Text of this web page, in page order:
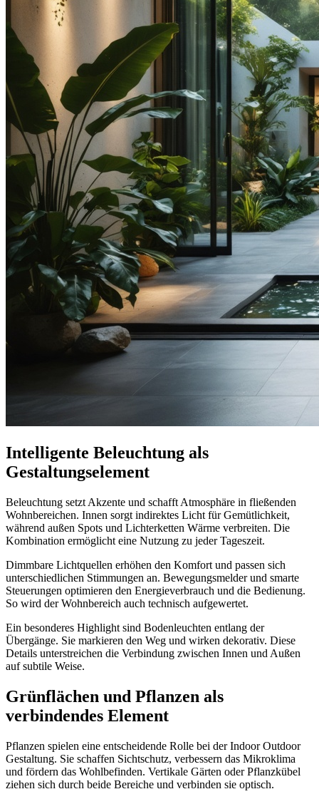
Intelligente Beleuchtung als
Gestaltungselement
Beleuchtung setzt Akzente und schafft Atmosphäre in fließenden
Wohnbereichen. Innen sorgt indirektes Licht für Gemütlichkeit,
während außen Spots und Lichterketten Wärme verbreiten. Die
Kombination ermöglicht eine Nutzung zu jeder Tageszeit.
Dimmbare Lichtquellen erhöhen den Komfort und passen sich
unterschiedlichen Stimmungen an. Bewegungsmelder und smarte
Steuerungen optimieren den Energieverbrauch und die Bedienung.
So wird der Wohnbereich auch technisch aufgewertet.
Ein besonderes Highlight sind Bodenleuchten entlang der
Übergänge. Sie markieren den Weg und wirken dekorativ. Diese
Details unterstreichen die Verbindung zwischen Innen und Außen
auf subtile Weise.
Grünflächen und Pflanzen als
verbindendes Element
Pflanzen spielen eine entscheidende Rolle bei der Indoor Outdoor
Gestaltung. Sie schaffen Sichtschutz, verbessern das Mikroklima
und fördern das Wohlbefinden. Vertikale Gärten oder Pflanzkübel
ziehen sich durch beide Bereiche und verbinden sie optisch.